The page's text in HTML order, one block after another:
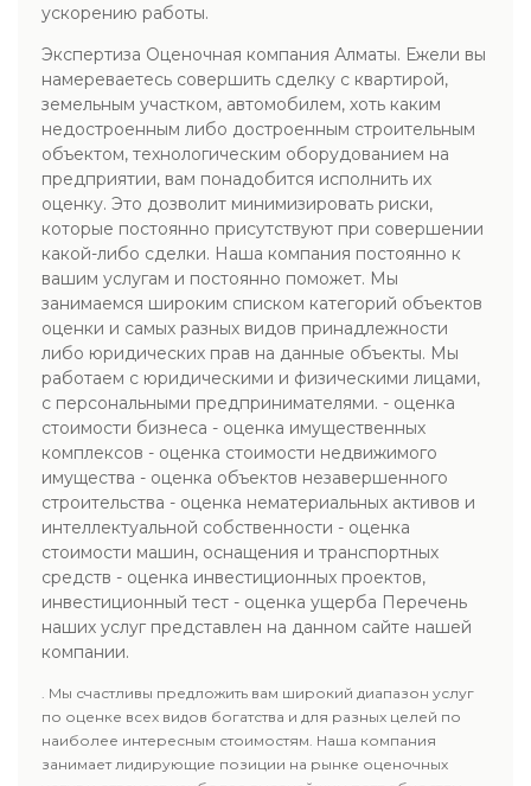
ускорению работы.
Экспертиза Оценочная компания Алматы. Ежели вы
намереваетесь совершить сделку с квартирой,
земельным участком, автомобилем, хоть каким
недостроенным либо достроенным строительным
объектом, технологическим оборудованием на
предприятии, вам понадобится исполнить их
оценку. Это дозволит минимизировать риски,
которые постоянно присутствуют при совершении
какой-либо сделки. Наша компания постоянно к
вашим услугам и постоянно поможет. Мы
занимаемся широким списком категорий объектов
оценки и самых разных видов принадлежности
либо юридических прав на данные объекты. Мы
работаем с юридическими и физическими лицами,
с персональными предпринимателями. - оценка
стоимости бизнеса - оценка имущественных
комплексов - оценка стоимости недвижимого
имущества - оценка объектов незавершенного
строительства - оценка нематериальных активов и
интеллектуальной собственности - оценка
стоимости машин, оснащения и транспортных
средств - оценка инвестиционных проектов,
инвестиционный тест - оценка ущерба Перечень
наших услуг представлен на данном сайте нашей
компании.
. Мы счастливы предложить вам широкий диапазон услуг
по оценке всех видов богатства и для разных целей по
наиболее интересным стоимостям. Наша компания
занимает лидирующие позиции на рынке оценочных